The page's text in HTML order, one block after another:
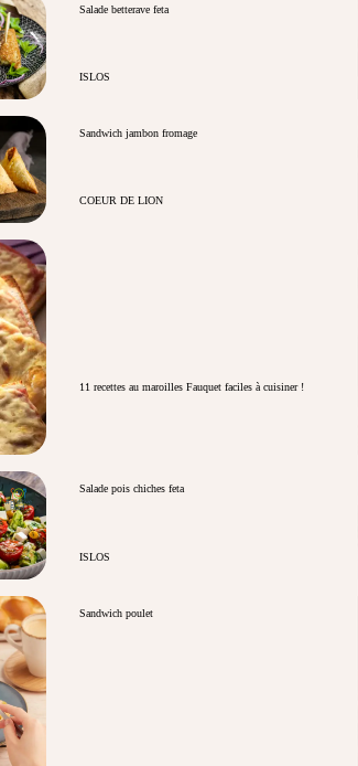
Salade betterave feta
ISLOS
Sandwich jambon fromage
COEUR DE LION
11 recettes au maroilles Fauquet faciles à cuisiner !
Salade pois chiches feta
ISLOS
Sandwich poulet